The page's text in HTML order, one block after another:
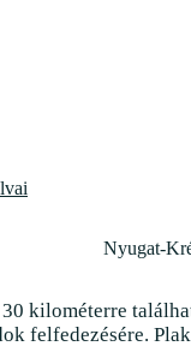
Nyugat-
kilométerre
felfedezésére.